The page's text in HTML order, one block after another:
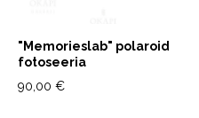
"Memorieslab" polaroid
fotoseeria
90,00 €